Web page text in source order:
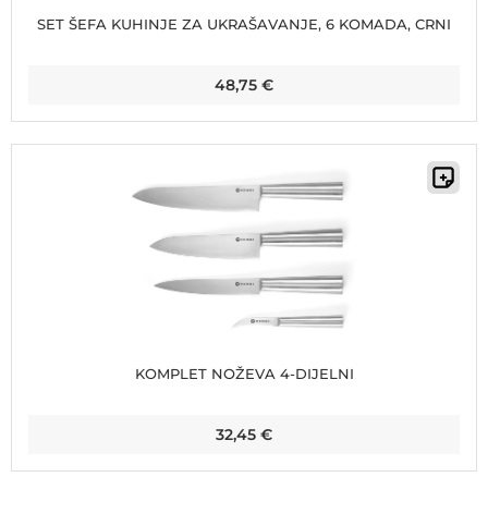
SET ŠEFA KUHINJE ZA UKRAŠAVANJE, 6 KOMADA, CRNI
48,75 €
KOMPLET NOŽEVA 4-DIJELNI
32,45 €